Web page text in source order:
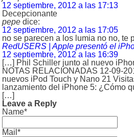
12 septiembre, 2012 a las 17:13
Decepcionante
pepe dice:
12 septiembre, 2012 a las 17:05
no se parecen a los lumia no no, te
RedUSERS | Apple presentó el
12 septiembre, 2012 a las 16:39
[…] Phil Schiller junto al nuevo
NOTAS RELACIONADAS 12-09-
nuevos iPod Touch y Nano 21
lanzamiento del iPhone 5: ¿Cómo
[…]
Leave a Reply
Name*
Mail*